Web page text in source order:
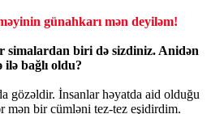
günahkarı mən deyiləm!
biri də sizdiniz. Anidən
ilə bağlı oldu?
gözəldir. İnsanlar həyatda aid olduğu
mən bir cümləni tez-tez eşidirdim.